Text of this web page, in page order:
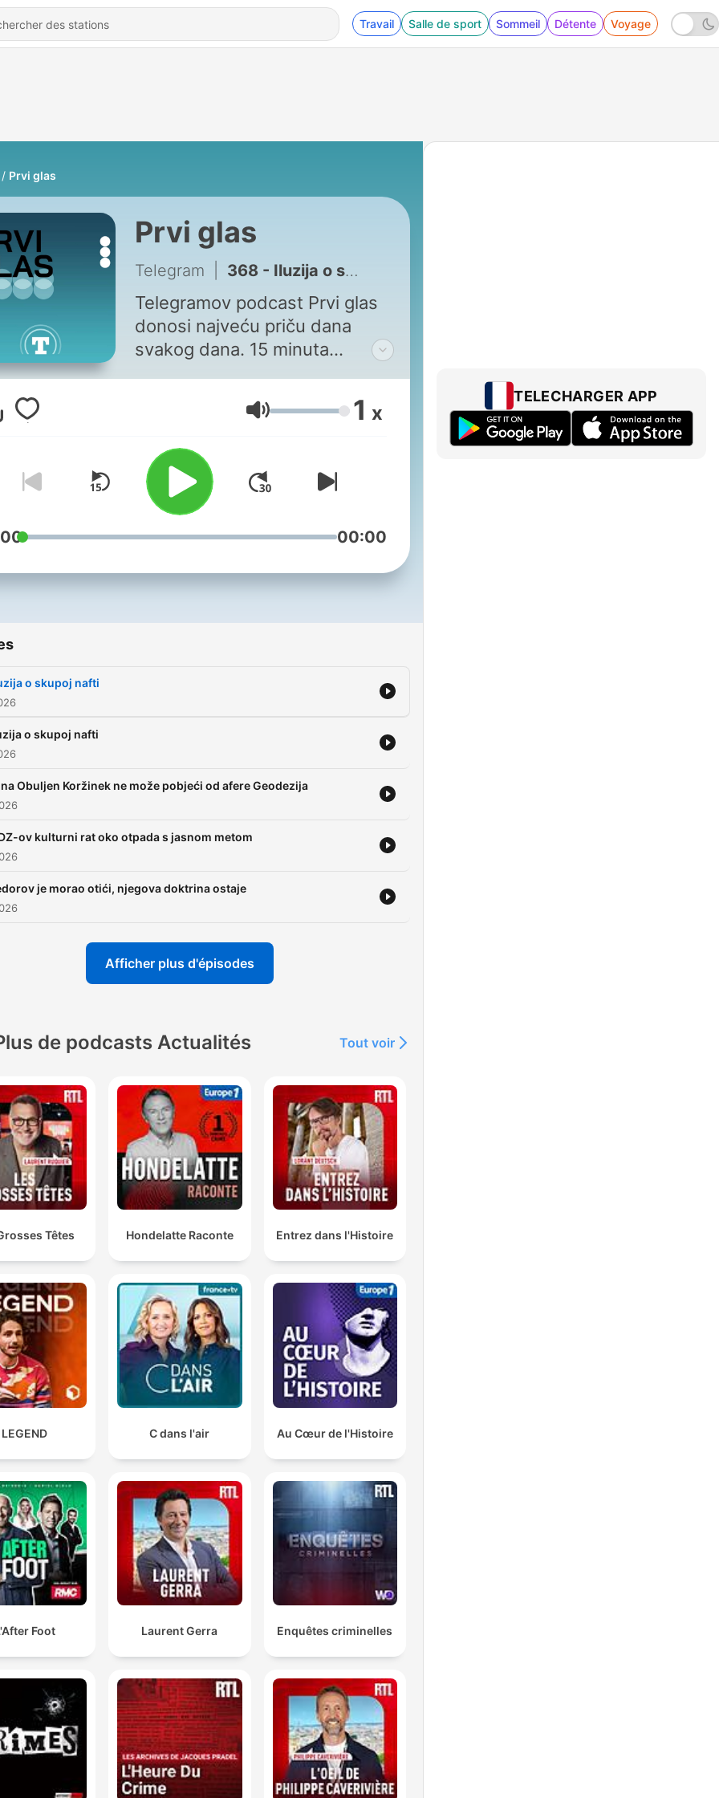
Travail Salle de sport Sommeil Détente Voyage
Prvi glas
Prvi glas
Telegram 368 - Iluzija o skupoj nafti
Telegramov podcast Prvi glas
donosi najveću priču dana
svakog dana. 15 minuta
dostupno u 5 ujutro.
Volume 1 x
00:00
o skupoj nafti
o skupoj nafti
Obuljen Koržinek ne može pobjeći od afere Geodezija
ov kulturni rat oko otpada s jasnom metom
je morao otići, njegova doktrina ostaje
Afficher plus d'épisodes
de podcasts Actualités Tout voir
Têtes Hondelatte Raconte Entrez dans l'Histoire
LEGEND C dans l'air Au Cœur de l'Histoire
Foot Laurent Gerra Enquêtes criminelles
TELECHARGER APP